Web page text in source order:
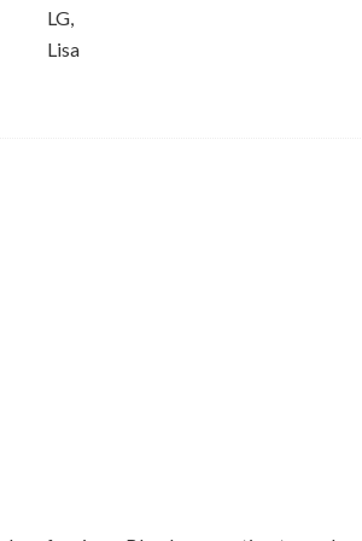
LG,
Lisa